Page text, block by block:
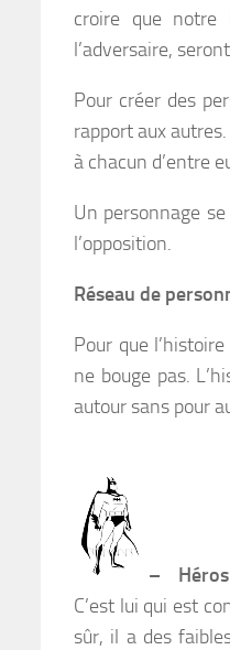
croire que notre
l’adversaire,
Pour créer des
rapport aux
à chacun d’entre
Un personnage
l’opposition.
Réseau de
Pour que
ne bouge pas.
autour sans pour
– Héros
C’est lui qui est
sûr, il a des